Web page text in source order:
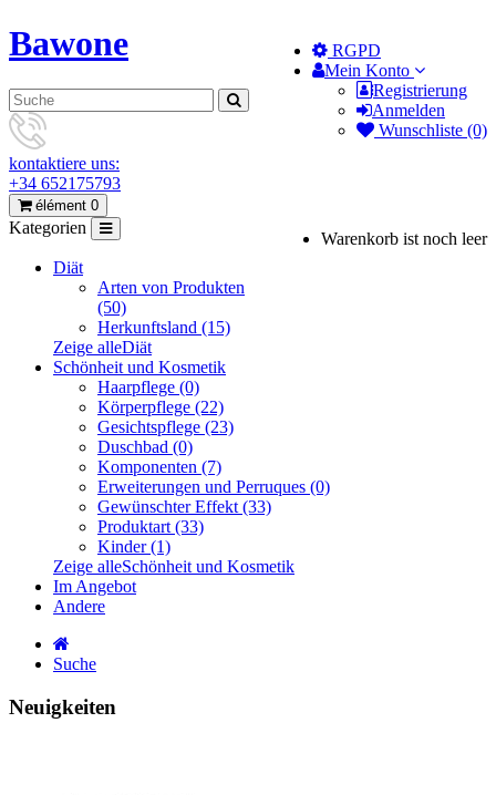
RGPD
Mein Konto
Registrierung
Anmelden
Wunschliste (0)
Bawone
kontaktiere uns:
+34 652175793
élément 0
Warenkorb ist noch leer
Kategorien
Diät
Arten von Produkten
(50)
Herkunftsland (15)
Zeige alleDiät
Schönheit und Kosmetik
Haarpflege (0)
Körperpflege (22)
Gesichtspflege (23)
Duschbad (0)
Komponenten (7)
Erweiterungen und Perruques (0)
Gewünschter Effekt (33)
Produktart (33)
Kinder (1)
Zeige alleSchönheit und Kosmetik
Im Angebot
Andere
Suche
Neuigkeiten